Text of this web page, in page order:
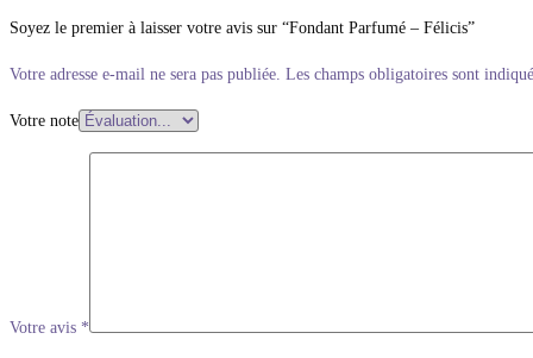
Soyez le premier à laisser votre avis sur “Fondant Parfumé – Félicis”
Votre adresse e-mail ne sera pas publiée. Les champs obligatoires sont
Votre note
Votre avis *